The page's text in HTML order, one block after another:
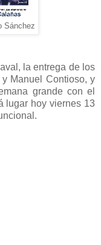
Sánchez
la entrega de los
Manuel Contioso, y
grande con el
lugar hoy viernes 13